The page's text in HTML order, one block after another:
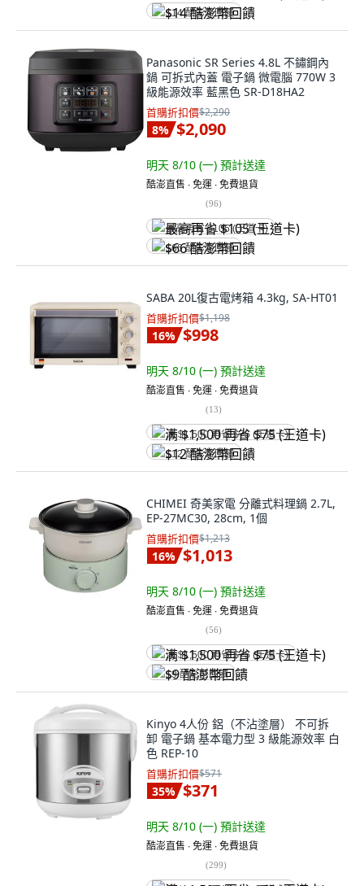
$14 酷澎幣回饋
Panasonic SR Series 4.8L 不鏽鋼內
鍋 可拆式內蓋 電子鍋 微電腦 770W 3
級能源效率 藍黑色 SR-D18HA2
首購折扣價$2,290
8% $2,090
明天 8/10 (一) 預計送達
酷澎直售 ∙ 免運 ∙ 免費退貨
(96)
最高再省 $105 (王道卡)
$66 酷澎幣回饋
SABA 20L復古電烤箱 4.3kg, SA-HT01
首購折扣價$1,198
16% $998
明天 8/10 (一) 預計送達
酷澎直售 ∙ 免運 ∙ 免費退貨
(13)
满 $1,500 再省 $75 (王道卡)
$12 酷澎幣回饋
CHIMEI 奇美家電 分離式料理鍋 2.7L,
EP-27MC30, 28cm, 1個
首購折扣價$1,213
16% $1,013
明天 8/10 (一) 預計送達
酷澎直售 ∙ 免運 ∙ 免費退貨
(56)
满 $1,500 再省 $75 (王道卡)
$9 酷澎幣回饋
Kinyo 4人份 鋁（不沾塗層） 不可拆
卸 電子鍋 基本電力型 3 級能源效率 白
色 REP-10
首購折扣價$571
35% $371
明天 8/10 (一) 預計送達
酷澎直售 ∙ 免運 ∙ 免費退貨
(299)